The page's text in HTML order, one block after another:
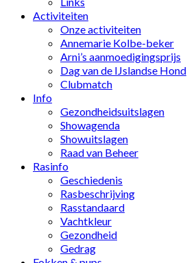
Activiteiten
Onze activiteiten
Annemarie Kolbe-beker
Arni’s aanmoedigingsprijs
Dag van de IJslandse Hond
Clubmatch
Info
Gezondheidsuitslagen
Showagenda
Showuitslagen
Raad van Beheer
Rasinfo
Geschiedenis
Rasbeschrijving
Rasstandaard
Vachtkleur
Gezondheid
Gedrag